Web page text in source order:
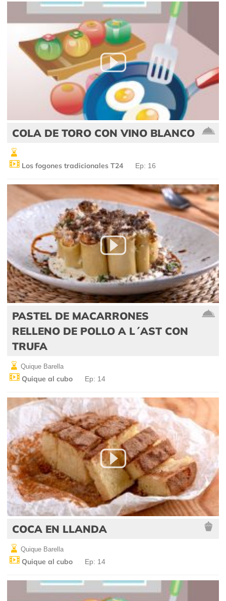
COLA DE TORO CON VINO BLANCO
Los fogones tradicionales T24 Ep: 16
PASTEL DE MACARRONES
RELLENO DE POLLO A L´AST CON
TRUFA
Quique Barella
Quique al cubo Ep: 14
COCA EN LLANDA
Quique Barella
Quique al cubo Ep: 14